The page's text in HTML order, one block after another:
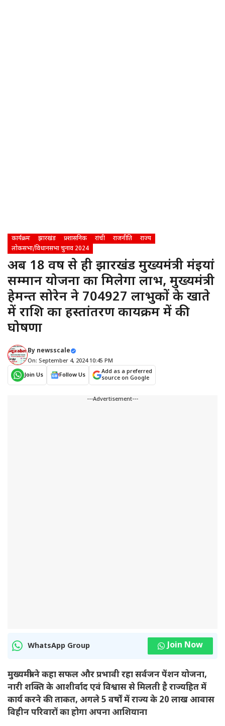
कार्यक्रम झारखंड प्रशासनिक रांची राजनीति
राज्य
लोकसभा/विधानसभा चुनाव 2024
अब 18 वर्ष से ही झारखंड मुख्यमंत्री मंईयां
सम्मान योजना का मिलेगा लाभ, मुख्यमंत्री
हेमन्त सोरेन ने 704927 लाभुकों के खाते
में राशि का हस्तांतरण कार्यक्रम में की
घोषणा
By newsscale
On: September 4, 2024 10:45 PM
Join Us
Follow Us
Add as a preferred
source on Google
---Advertisement---
WhatsApp Group Join Now
मुख्यमंत्री ने कहा सफल और प्रभावी रहा सर्वजन पेंशन योजना,
नारी शक्ति के आशीर्वाद एवं विश्वास से मिलती है राज्यहित में
कार्य करने की ताकत, अगले 5 वर्षों में राज्य के 20 लाख आवास
विहीन परिवारों का होगा अपना आशियाना